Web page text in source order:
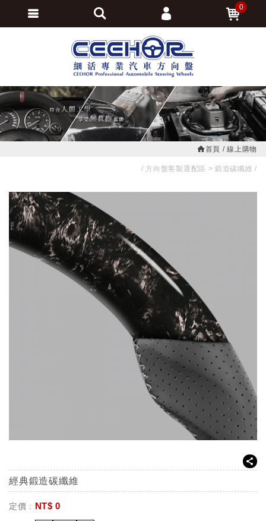
首頁 線上購物
方向盤客製選配區 鍛造碳纖維
經典鍛造碳纖維
定價 : NT$ 0
0
會員登入
會員註冊
訂單查詢
追蹤清單
繁體中文